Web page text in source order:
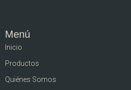
Menú
Inicio
Productos
Quiénes Somos